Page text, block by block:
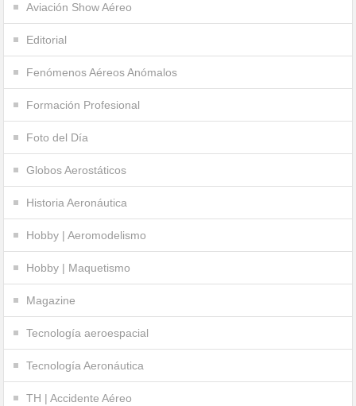
Aviación Show Aéreo
Editorial
Fenómenos Aéreos Anómalos
Formación Profesional
Foto del Día
Globos Aerostáticos
Historia Aeronáutica
Hobby | Aeromodelismo
Hobby | Maquetismo
Magazine
Tecnología aeroespacial
Tecnología Aeronáutica
TH | Accidente Aéreo